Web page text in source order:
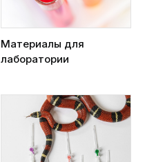
Материалы для
лаборатории